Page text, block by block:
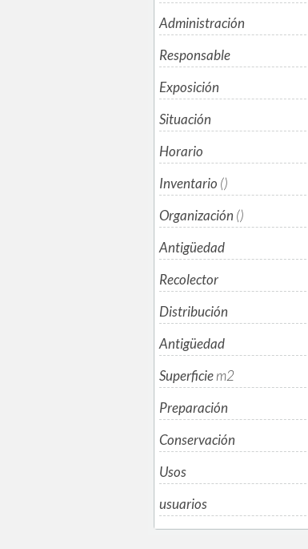
Administración
Responsable
Exposición
Situación
Horario
Inventario ()
Organización ()
Antigüedad
Recolector
Distribución
Antigüedad
Superficiem2
Preparación
Conservación
Usos
usuarios